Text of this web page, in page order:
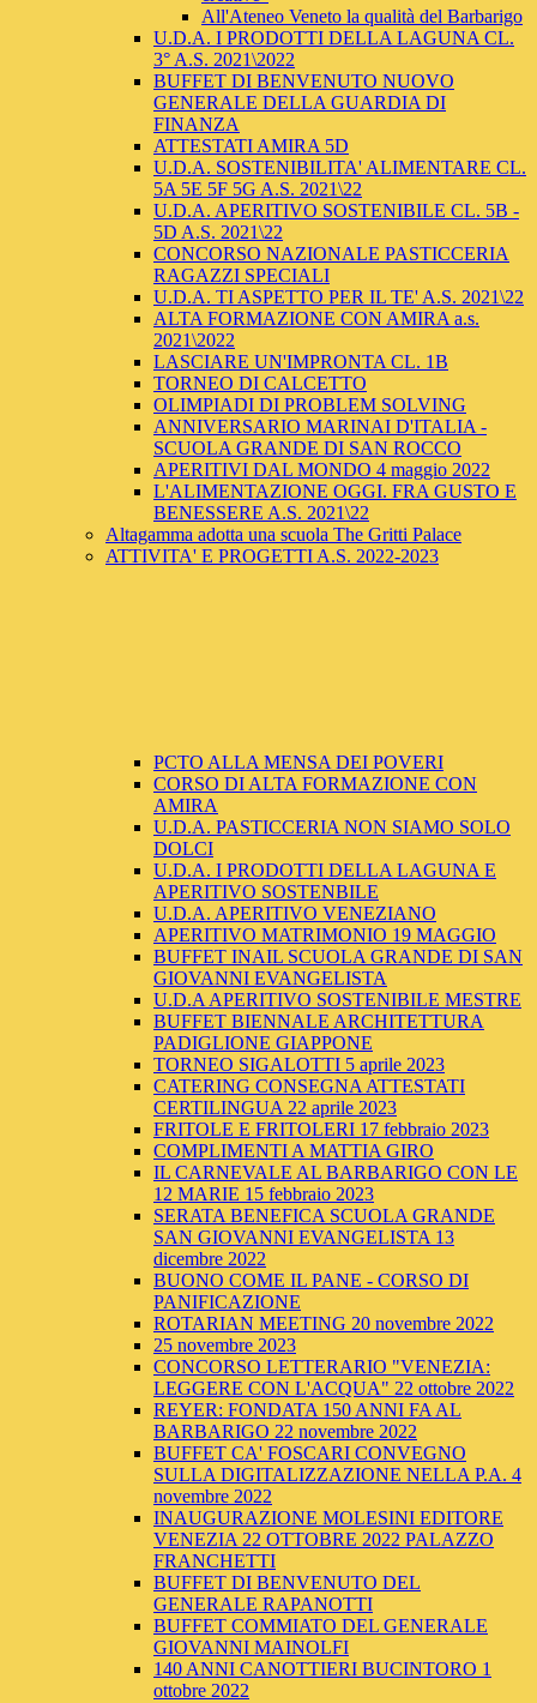
All'Ateneo Veneto la qualità del Barbarigo
U.D.A. I PRODOTTI DELLA LAGUNA CL.
3° A.S. 2021\2022
BUFFET DI BENVENUTO NUOVO
GENERALE DELLA GUARDIA DI
FINANZA
ATTESTATI AMIRA 5D
U.D.A. SOSTENIBILITA' ALIMENTARE CL.
5A 5E 5F 5G A.S. 2021\22
U.D.A. APERITIVO SOSTENIBILE CL. 5B -
5D A.S. 2021\22
CONCORSO NAZIONALE PASTICCERIA
RAGAZZI SPECIALI
U.D.A. TI ASPETTO PER IL TE' A.S. 2021\22
ALTA FORMAZIONE CON AMIRA a.s.
2021\2022
LASCIARE UN'IMPRONTA CL. 1B
TORNEO DI CALCETTO
OLIMPIADI DI PROBLEM SOLVING
ANNIVERSARIO MARINAI D'ITALIA -
SCUOLA GRANDE DI SAN ROCCO
APERITIVI DAL MONDO 4 maggio 2022
L'ALIMENTAZIONE OGGI. FRA GUSTO E
BENESSERE A.S. 2021\22
Altagamma adotta una scuola The Gritti Palace
ATTIVITA' E PROGETTI A.S. 2022-2023
PCTO ALLA MENSA DEI POVERI
CORSO DI ALTA FORMAZIONE CON
AMIRA
U.D.A. PASTICCERIA NON SIAMO SOLO
DOLCI
U.D.A. I PRODOTTI DELLA LAGUNA E
APERITIVO SOSTENBILE
U.D.A. APERITIVO VENEZIANO
APERITIVO MATRIMONIO 19 MAGGIO
BUFFET INAIL SCUOLA GRANDE DI SAN
GIOVANNI EVANGELISTA
U.D.A APERITIVO SOSTENIBILE MESTRE
BUFFET BIENNALE ARCHITETTURA
PADIGLIONE GIAPPONE
TORNEO SIGALOTTI 5 aprile 2023
CATERING CONSEGNA ATTESTATI
CERTILINGUA 22 aprile 2023
FRITOLE E FRITOLERI 17 febbraio 2023
COMPLIMENTI A MATTIA GIRO
IL CARNEVALE AL BARBARIGO CON LE
12 MARIE 15 febbraio 2023
SERATA BENEFICA SCUOLA GRANDE
SAN GIOVANNI EVANGELISTA 13
dicembre 2022
BUONO COME IL PANE - CORSO DI
PANIFICAZIONE
ROTARIAN MEETING 20 novembre 2022
25 novembre 2023
CONCORSO LETTERARIO "VENEZIA:
LEGGERE CON L'ACQUA" 22 ottobre 2022
REYER: FONDATA 150 ANNI FA AL
BARBARIGO 22 novembre 2022
BUFFET CA' FOSCARI CONVEGNO
SULLA DIGITALIZZAZIONE NELLA P.A. 4
novembre 2022
INAUGURAZIONE MOLESINI EDITORE
VENEZIA 22 OTTOBRE 2022 PALAZZO
FRANCHETTI
BUFFET DI BENVENUTO DEL
GENERALE RAPANOTTI
BUFFET COMMIATO DEL GENERALE
GIOVANNI MAINOLFI
140 ANNI CANOTTIERI BUCINTORO 1
ottobre 2022